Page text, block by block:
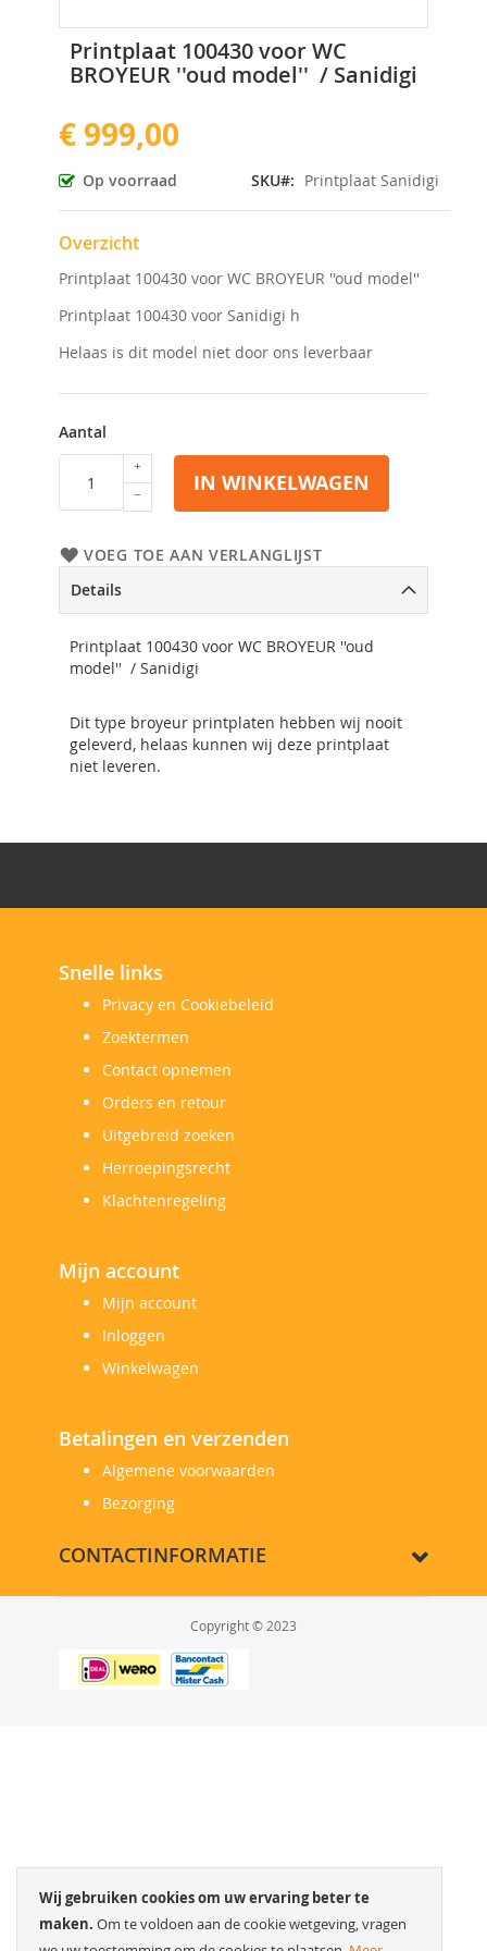
Wij gebruiken cookies om uw ervaring beter te
maken. Om te voldoen aan de cookie wetgeving, vragen
Printplaat 100430 voor WC
BROYEUR ''oud model'' / Sanidigi
€ 999,00
Op voorraad SKU Printplaat Sanidigi
Overzicht
Printplaat 100430 voor WC BROYEUR ''oud model''
Printplaat 100430 voor Sanidigi h
Helaas is dit model niet door ons leverbaar
Aantal
IN WINKELWAGEN
VOEG TOE AAN VERLANGLIJST
naar
het
van
de
afbeeldingen-
gallerij
Details
Printplaat 100430 voor WC BROYEUR ''oud
model'' / Sanidigi
Dit type broyeur printplaten hebben wij nooit
geleverd, helaas kunnen wij deze printplaat
niet leveren.
Snelle links
Privacy en Cookiebeleid
Zoektermen
Contact opnemen
Orders en retour
Uitgebreid zoeken
Herroepingsrecht
Klachtenregeling
Mijn account
Mijn account
Inloggen
Winkelwagen
Betalingen en verzenden
Algemene voorwaarden
Bezorging
CONTACTINFORMATIE
Copyright © 2023